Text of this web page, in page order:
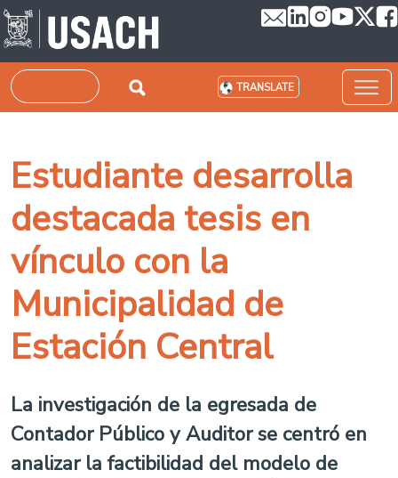
Skip to main content
Search TRANSLATE
Estudiante desarrolla
destacada tesis en
vínculo con la
Municipalidad de
Estación Central
La investigación de la egresada de
Contador Público y Auditor se centró en
analizar la factibilidad del modelo de